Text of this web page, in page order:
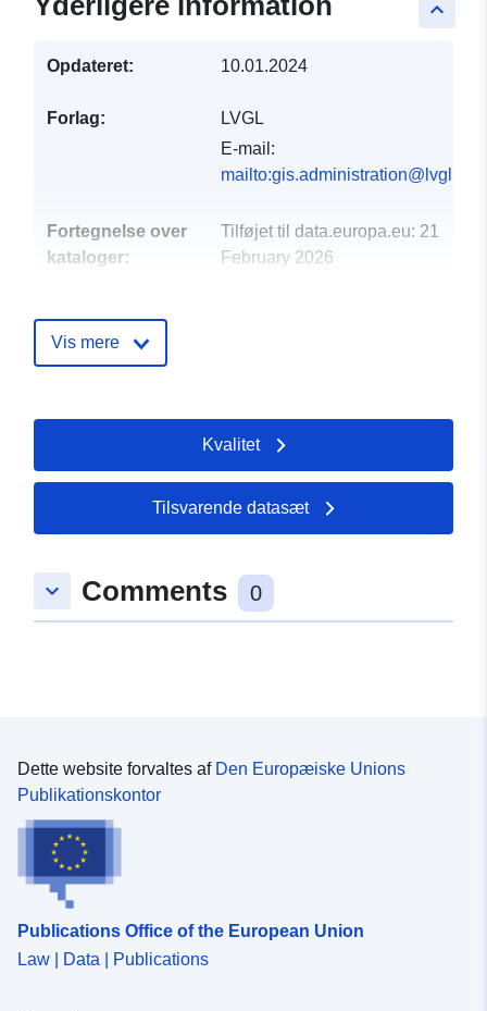
keyboard_arrow_up
Opdateret: 10.01.2024
Forlag:
LVGL
E-mail:
Fortegnelse over
kataloger:
Tilføjet til data.europa.eu: 21
February 2026
Fysiske:
49.1843 ], [ 7.29201,
49.1794 ], [ 7.28791,
49.1794 ], [ 7.28791,
49.1843 ] ]
Type: Polygon
uriRef:
http://data.europa.eu/88u/dataset/
ea4b-bac2-c98f-8998b8e4ed51
Vis mere
Kvalitet
Tilsvarende datasæt
keyboard_arrow_down Comments 0
Dette website forvaltes af Den Europæiske Unions
Publikationskontor
Publications Office of the European Union
Law | Data | Publications